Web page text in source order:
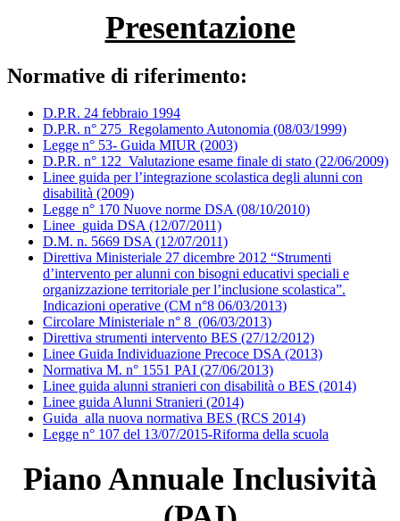
Presentazione
Normative di riferimento:
D.P.R. 24 febbraio 1994
D.P.R. n° 275_Regolamento Autonomia (08/03/1999)
Legge n° 53- Guida MIUR (2003)
D.P.R. n° 122_Valutazione esame finale di stato (22/06/2009)
Linee guida per l’integrazione scolastica degli alunni con
disabilità (2009)
Legge n° 170 Nuove norme DSA (08/10/2010)
Linee_guida DSA (12/07/2011)
D.M. n. 5669 DSA (12/07/2011)
Direttiva Ministeriale 27 dicembre 2012 “Strumenti
d’intervento per alunni con bisogni educativi speciali e
organizzazione territoriale per l’inclusione scolastica”.
Indicazioni operative (CM n°8 06/03/2013)
Circolare Ministeriale n° 8_(06/03/2013)
Direttiva strumenti intervento BES (27/12/2012)
Linee Guida Individuazione Precoce DSA (2013)
Normativa M. n° 1551 PAI (27/06/2013)
Linee guida alunni stranieri con disabilità o BES (2014)
Linee guida Alunni Stranieri (2014)
Guida_alla nuova normativa BES (RCS 2014)
Legge n° 107 del 13/07/2015-Riforma della scuola
Piano Annuale Inclusività